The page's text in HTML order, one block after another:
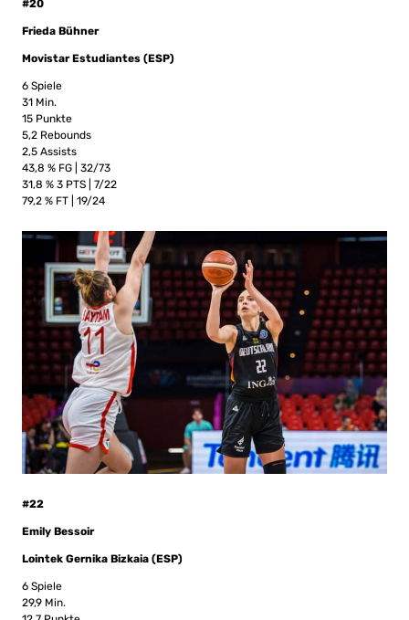
#20
Frieda Bühner
Movistar Estudiantes (ESP)
6 Spiele
31 Min.
15 Punkte
5,2 Rebounds
2,5 Assists
43,8 % FG | 32/73
31,8 % 3 PTS | 7/22
79,2 % FT | 19/24
#22
Emily Bessoir
Lointek Gernika Bizkaia (ESP)
6 Spiele
29,9 Min.